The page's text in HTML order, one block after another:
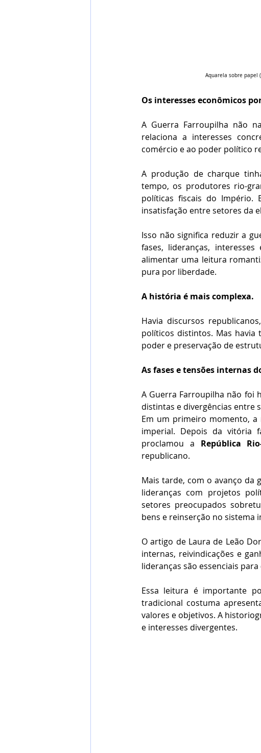
Aquarela sobre papel
Os interesses econômicos
A Guerra Farroupilha não
relaciona a interesses
comércio e ao poder político
A produção de charque
tempo, os produtores rio-
políticas fiscais do Império.
insatisfação entre setores da
Isso não significa reduzir a
fases, lideranças,
alimentar uma leitura
pura por liberdade.
A história é mais complexa.
Havia discursos
políticos distintos. Mas
poder e preservação de
As fases e tensões internas
A Guerra Farroupilha não foi
distintas e divergências entre
Em um primeiro momento, a
imperial. Depois da vitória
proclamou a República
republicano.
Mais tarde, com o avanço da
lideranças com projetos
setores preocupados
bens e reinserção no sistema
O artigo de Laura de Leão
internas, reivindicações e
lideranças são essenciais
Essa leitura é importante
tradicional costuma
valores e objetivos. A
e interesses divergentes.